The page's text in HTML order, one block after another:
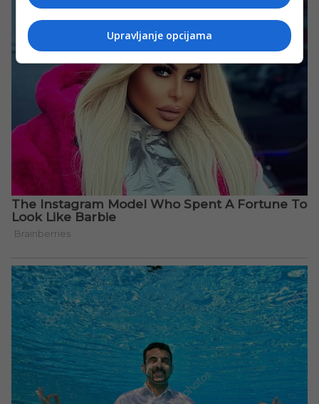
Upravljanje opcijama